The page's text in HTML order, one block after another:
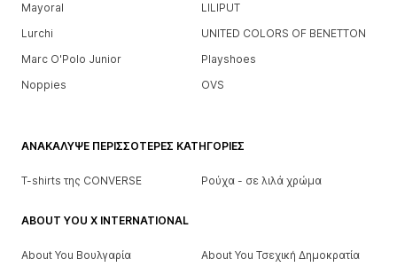
Mayoral
LILIPUT
Lurchi
UNITED COLORS OF BENETTON
Marc O'Polo Junior
Playshoes
Noppies
OVS
ΑΝΑΚΆΛΥΨΕ ΠΕΡΙΣΣΌΤΕΡΕΣ ΚΑΤΗΓΟΡΊΕΣ
T-shirts της CONVERSE Ρούχα - σε λιλά χρώμα
ABOUT YOU X INTERNATIONAL
About You Βουλγαρία
About You Τσεχική Δημοκρατία